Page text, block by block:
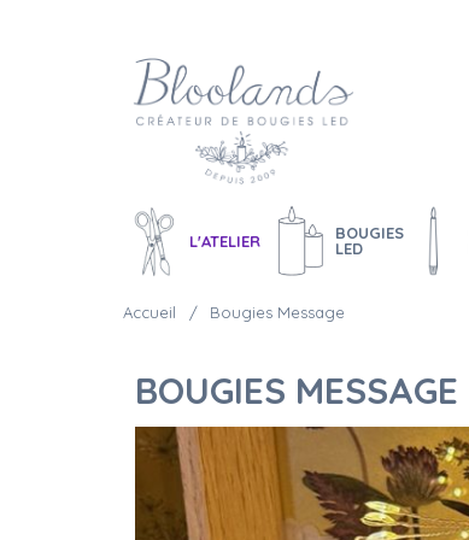
L'ATELIER
BOUGIES
LED
Accueil Bougies Message
BOUGIES MESSAGE